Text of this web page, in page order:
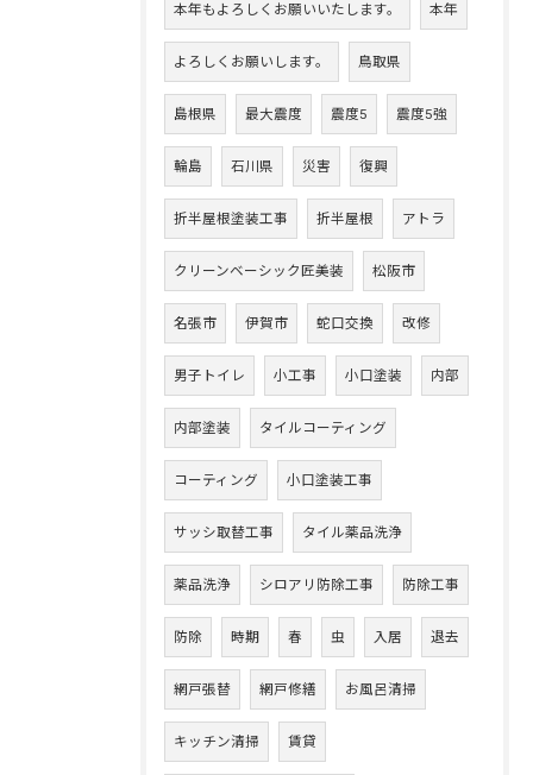
本年もよろしくお願いいたします。 本年
よろしくお願いします。 鳥取県
島根県 最大震度 震度5 震度5強
輪島 石川県 災害 復興
折半屋根塗装工事 折半屋根 アトラ
クリーンベーシック匠美装 松阪市
名張市 伊賀市 蛇口交換 改修
男子トイレ 小工事 小口塗装 内部
内部塗装 タイルコーティング
コーティング 小口塗装工事
サッシ取替工事 タイル薬品洗浄
薬品洗浄 シロアリ防除工事 防除工事
防除 時期 春 虫 入居 退去
網戸張替 網戸修繕 お風呂清掃
キッチン清掃 賃貸